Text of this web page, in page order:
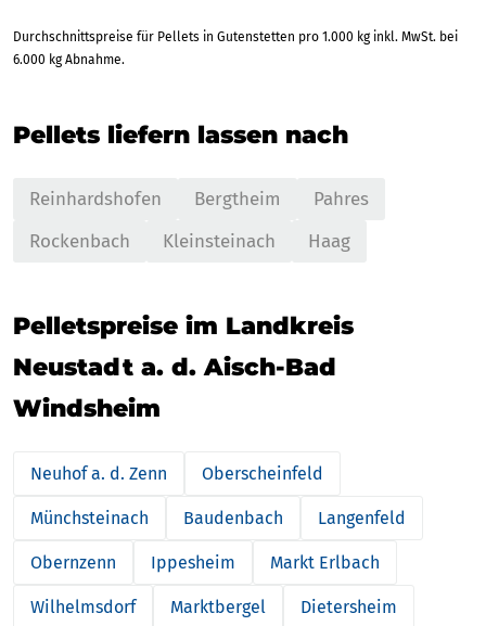
Durchschnittspreise für Pellets in Gutenstetten pro 1.000 kg inkl. MwSt. bei
6.000 kg Abnahme.
Pellets liefern lassen nach
Reinhardshofen Bergtheim
Pahres
Rockenbach
Kleinsteinach Haag
Pelletspreise im Landkreis
Neustadt a. d. Aisch-Bad
Windsheim
Neuhof a. d. Zenn Oberscheinfeld
Münchsteinach Baudenbach Langenfeld
Obernzenn Ippesheim Markt Erlbach
Wilhelmsdorf Marktbergel Dietersheim